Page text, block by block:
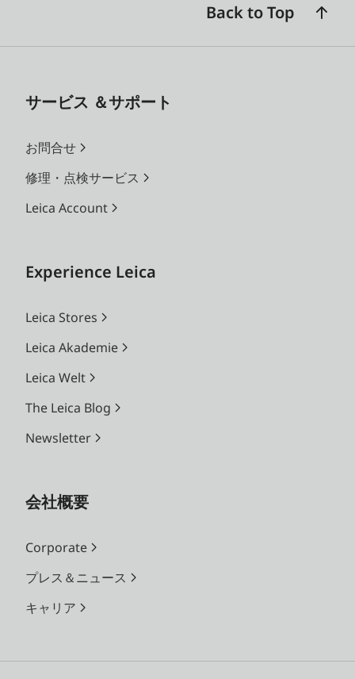
Back to Top
サービス ＆サポート
お問合せ
修理・点検サービス
Leica Account
Experience Leica
Leica Stores
Leica Akademie
Leica Welt
The Leica Blog
Newsletter
会社概要
Corporate
プレス＆ニュース
キャリア